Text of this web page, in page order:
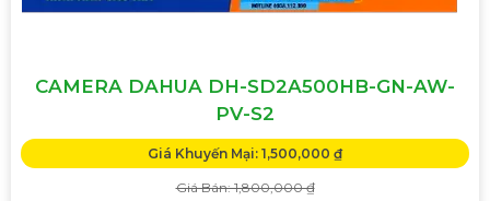
CAMERA DAHUA DH-SD2A500HB-GN-AW-
PV-S2
Giá Khuyến Mại: 1,500,000 ₫
Giá Bán: 1,800,000 ₫